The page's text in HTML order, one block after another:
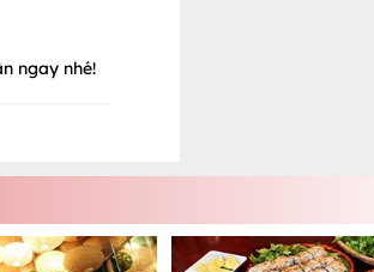
ngay nhé!